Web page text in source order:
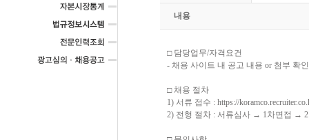
내용
□ 담당업무/자격요건
- 채용 사이트 내 공고 내용 or 첨부 확인
□ 채용 절차
1) 서류 접수 : https://
2) 전형 절차 : 서류심사 → 1차면접 →